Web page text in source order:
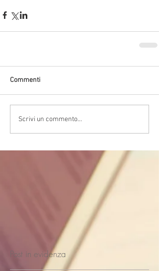
Commenti
Scrivi un commento...
Post in evidenza